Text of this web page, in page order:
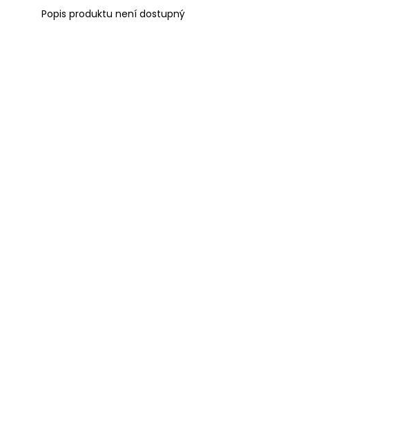
Popis produktu není dostupný